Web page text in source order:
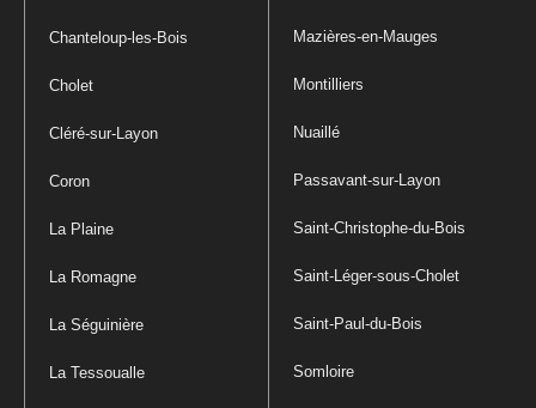
Chanteloup-les-Bois
Cholet
Cléré-sur-Layon
Coron
La Plaine
La Romagne
La Séguinière
La Tessoualle
Mazières-en-Mauges
Montilliers
Nuaillé
Passavant-sur-Layon
Saint-Christophe-du-Bois
Saint-Léger-sous-Cholet
Saint-Paul-du-Bois
Somloire